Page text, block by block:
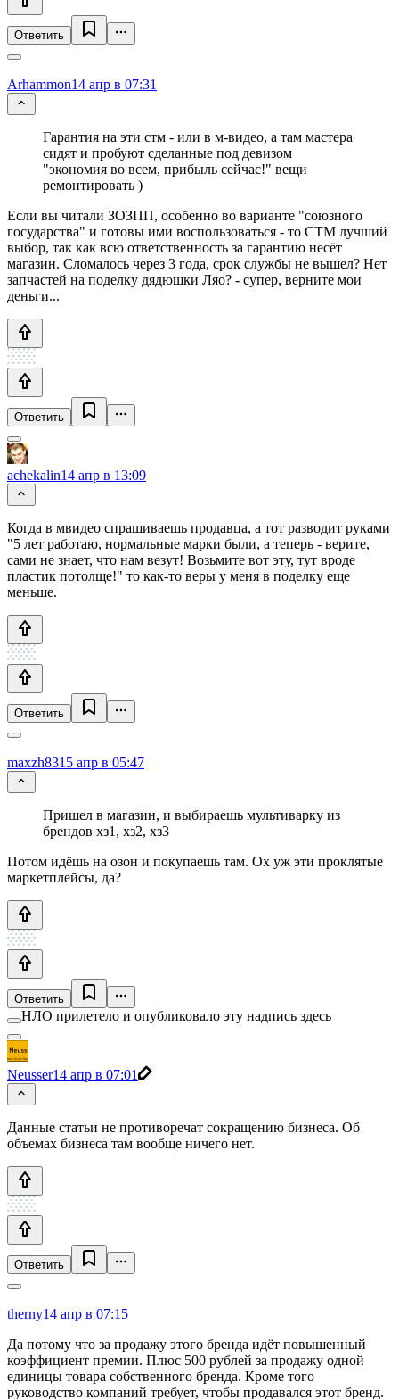
Ответить
Arhammon14 апр в 07:31
Гарантия на эти стм - или в м-видео, а там мастера
сидят и пробуют сделанные под девизом
"экономия во всем, прибыль сейчас!" вещи
ремонтировать )
Если вы читали ЗОЗПП, особенно во варианте "союзного
государства" и готовы ими воспользоваться - то СТМ лучший
выбор, так как всю ответственность за гарантию несёт
магазин. Сломалось через 3 года, срок службы не вышел? Нет
запчастей на поделку дядюшки Ляо? - супер, верните мои
деньги...
Ответить
achekalin14 апр в 13:09
Когда в мвидео спрашиваешь продавца, а тот разводит руками
"5 лет работаю, нормальные марки были, а теперь - верите,
сами не знает, что нам везут! Возьмите вот эту, тут вроде
пластик потолще!" то как-то веры у меня в поделку еще
меньше.
Ответить
maxzh8315 апр в 05:47
Пришел в магазин, и выбираешь мультиварку из
брендов хз1, хз2, хз3
Потом идёшь на озон и покупаешь там. Ох уж эти проклятые
маркетплейсы, да?
Ответить
НЛО прилетело и опубликовало эту надпись здесь
Neusser14 апр в 07:01
Данные статьи не противоречат сокращению бизнеса. Об
объемах бизнеса там вообще ничего нет.
Ответить
therny14 апр в 07:15
Да потому что за продажу этого бренда идёт повышенный
коэффициент премии. Плюс 500 рублей за продажу одной
единицы товара собственного бренда. Кроме того
руководство компаний требует, чтобы продавался этот бренд.